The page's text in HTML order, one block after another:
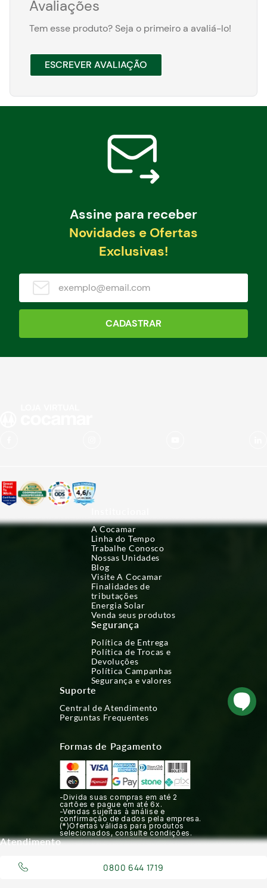
Avaliações
Tem esse produto? Seja o primeiro a avaliá-lo!
ESCREVER AVALIAÇÃO
Assine para receber
Novidades e Ofertas
Exclusivas!
CADASTRAR
A Cocamar
Linha do Tempo
Trabalhe Conosco
Nossas Unidades
Blog
Visite A Cocamar
Finalidades de
tributações
Energia Solar
Venda seus produtos
Segurança
Política de Entrega
Política de Trocas e
Devoluções
Política Campanhas
Segurança e valores
Suporte
Central de Atendimento
Perguntas Frequentes
Formas de Pagamento
-Divida suas compras em até 2
cartões e pague em até 6x.
-Vendas sujeitas à análise e
confirmação de dados pela empresa.
(*)Ofertas válidas para produtos
selecionados, consulte condições.
Atendimento
0800 644 1719